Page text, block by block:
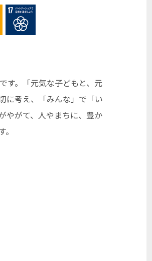
す。「元気な子どもと、元
に考え、「みんな」で「い
やがて、人やまちに、豊か